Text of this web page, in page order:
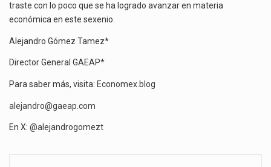
traste con lo poco que se ha logrado avanzar en materia
económica en este sexenio.
Alejandro Gómez Tamez*
Director General GAEAP*
Para saber más, visita: Economex.blog
alejandro@gaeap.com
En X: @alejandrogomezt